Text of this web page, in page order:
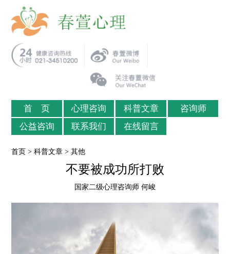
首 页 心理咨询 科普文章
咨询师
公益咨询
联系我们 在线留言
首页 >科普文章 >其他
不要被成功所打败
国家二级心理咨询师 何峻